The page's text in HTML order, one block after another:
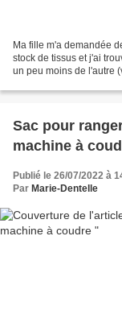
Ma fille m'a demandée
stock de tissus et j'ai
un peu moins de l'autre
Sac pour
machine à
Publié le 26/07/2022 à
Par Marie-Dentelle